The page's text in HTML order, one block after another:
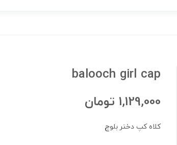
balooch girl cap
1,129,000 تومان
کلاه کپ دختر بلوچ